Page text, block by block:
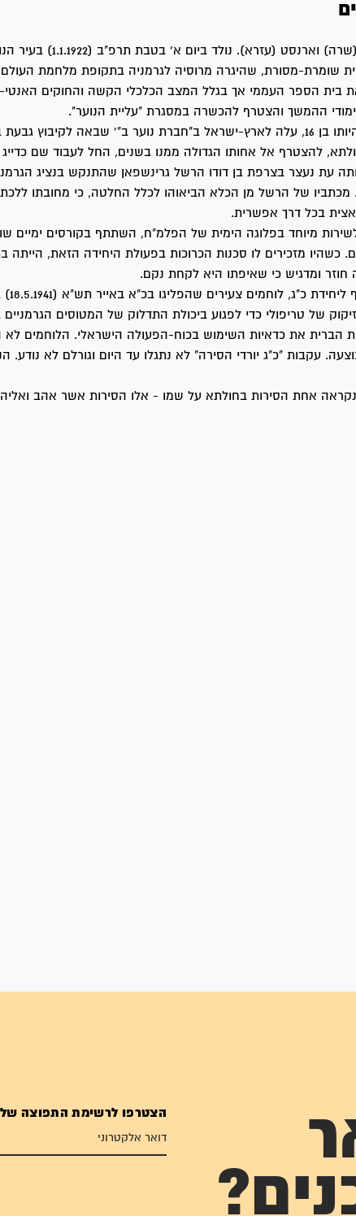
אריה בן סופי (שרה) וארנסט (עזרא).
שומרת-מסורת, שהיגרה מרוסיה לגרמניה בתקופת מלחמת
בית הספר העממי אך בגלל המצב הכלכלי הקשה והחוקים האנטי-
ההמשך והצטרף להכשרה במסגרת "עליית הנוער".
בשנת 1937, בהיותו בן 16, עלה לארץ-ישראל ב"חברת נוער ב"' שבאה לקיבוץ
להצטרף אל אחותו הגדולה ממנו בשנים, החל לעבוד שם
עת נעצר בצרפת בן דודו הרשל גרינשפאן שהתנקש בנציג
מכתביו של הרשל מן הכלא הביאוהו לכלל החלטה, כי מחובתו
בכל דרך אפשרית.
מיוחד בפלוגה הימית של הפלמ"ח, השתתף בקורסים ימיים
כשהיו מזכירים לו סכנות הכרוכות בפעולת היחידה הזאת,
חוזר ומדגיש כי שאיפתו היא לקחת נקם.
במאי
של טריפולי כדי לפגוע ביכולת התדלוק של המטוסים
הברית את כדאיות השימוש בכוח-הפעולה הישראלי. הלוחמים לא
עקבות "כ"ג יורדי הסירה" לא נתגלו עד היום וגורלם לא נודע.
אחת הסירות בחולתא על שמו - אלו הסירות אשר אהב
הצטרפו לרשימת התפוצה